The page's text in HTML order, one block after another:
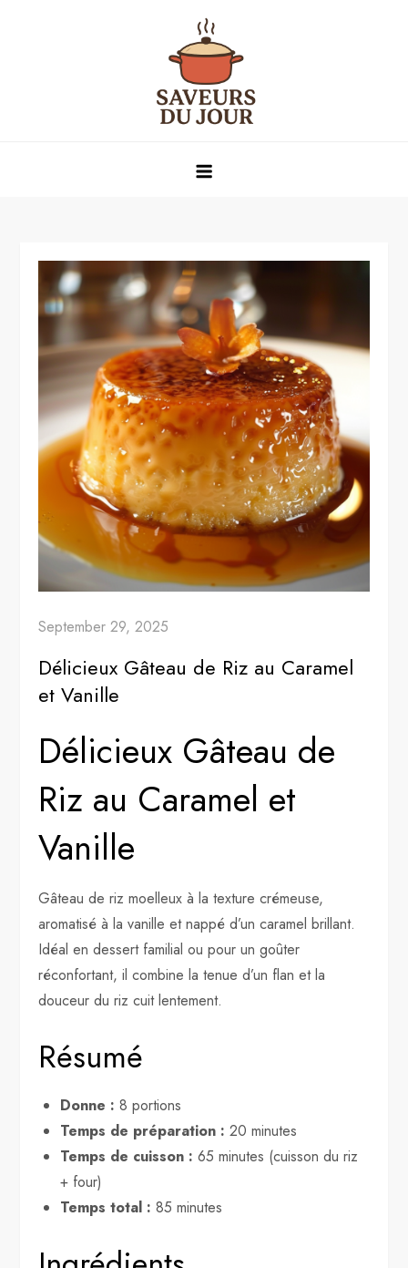
September 29, 2025
Délicieux Gâteau de Riz au Caramel
et Vanille
Délicieux Gâteau de
Riz au Caramel et
Vanille
Gâteau de riz moelleux à la texture crémeuse,
aromatisé à la vanille et nappé d’un caramel brillant.
Idéal en dessert familial ou pour un goûter
réconfortant, il combine la tenue d’un flan et la
douceur du riz cuit lentement.
Résumé
Donne : 8 portions
Temps de préparation : 20 minutes
Temps de cuisson : 65 minutes (cuisson du riz
+ four)
Temps total : 85 minutes